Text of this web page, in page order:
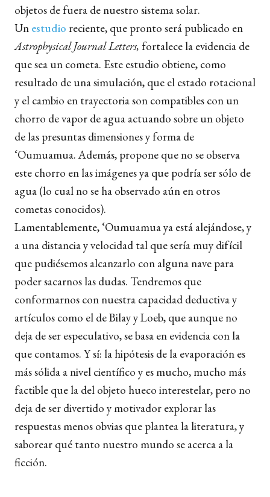
objetos de fuera de nuestro sistema solar.
Un estudio reciente, que pronto será publicado en
Astrophysical Journal Letters, fortalece la evidencia de
que sea un cometa. Este estudio obtiene, como
resultado de una simulación, que el estado rotacional
y el cambio en trayectoria son compatibles con un
chorro de vapor de agua actuando sobre un objeto
de las presuntas dimensiones y forma de
‘Oumuamua. Además, propone que no se observa
este chorro en las imágenes ya que podría ser sólo de
agua (lo cual no se ha observado aún en otros
cometas conocidos).
Lamentablemente, ‘Oumuamua ya está alejándose, y
a una distancia y velocidad tal que sería muy difícil
que pudiésemos alcanzarlo con alguna nave para
poder sacarnos las dudas. Tendremos que
conformarnos con nuestra capacidad deductiva y
artículos como el de Bilay y Loeb, que aunque no
deja de ser especulativo, se basa en evidencia con la
que contamos. Y sí: la hipótesis de la evaporación es
más sólida a nivel científico y es mucho, mucho más
factible que la del objeto hueco interestelar, pero no
deja de ser divertido y motivador explorar las
respuestas menos obvias que plantea la literatura, y
saborear qué tanto nuestro mundo se acerca a la
ficción.